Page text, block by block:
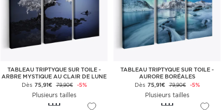
TABLEAU TRIPTYQUE SUR TOILE -
ARBRE MYSTIQUE AU CLAIR DE LUNE
Dès 75,91€ 79,90€ -5%
Plusieurs tailles
TABLEAU TRIPTYQUE SUR TOILE -
AURORE BORÉALES
Dès 75,91€ 79,90€ -5%
Plusieurs tailles